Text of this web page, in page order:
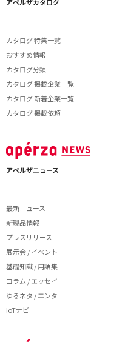
アペルザカタログ
カタログ 特集一覧
おすすめ情報
カタログ分類
カタログ 掲載企業一覧
カタログ 新着企業一覧
カタログ 掲載依頼
アペルザニュース
最新ニュース
新製品情報
プレスリリース
展示会 / イベント
基礎知識 / 用語集
コラム / エッセイ
ゆるネタ / エンタ
IoTナビ